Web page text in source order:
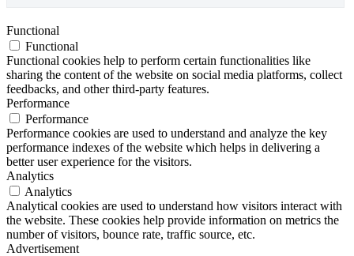
Functional
Functional
Functional cookies help to perform certain functionalities like
sharing the content of the website on social media platforms, collect
feedbacks, and other third-party features.
Performance
Performance
Performance cookies are used to understand and analyze the key
performance indexes of the website which helps in delivering a
better user experience for the visitors.
Analytics
Analytics
Analytical cookies are used to understand how visitors interact with
the website. These cookies help provide information on metrics the
number of visitors, bounce rate, traffic source, etc.
Advertisement